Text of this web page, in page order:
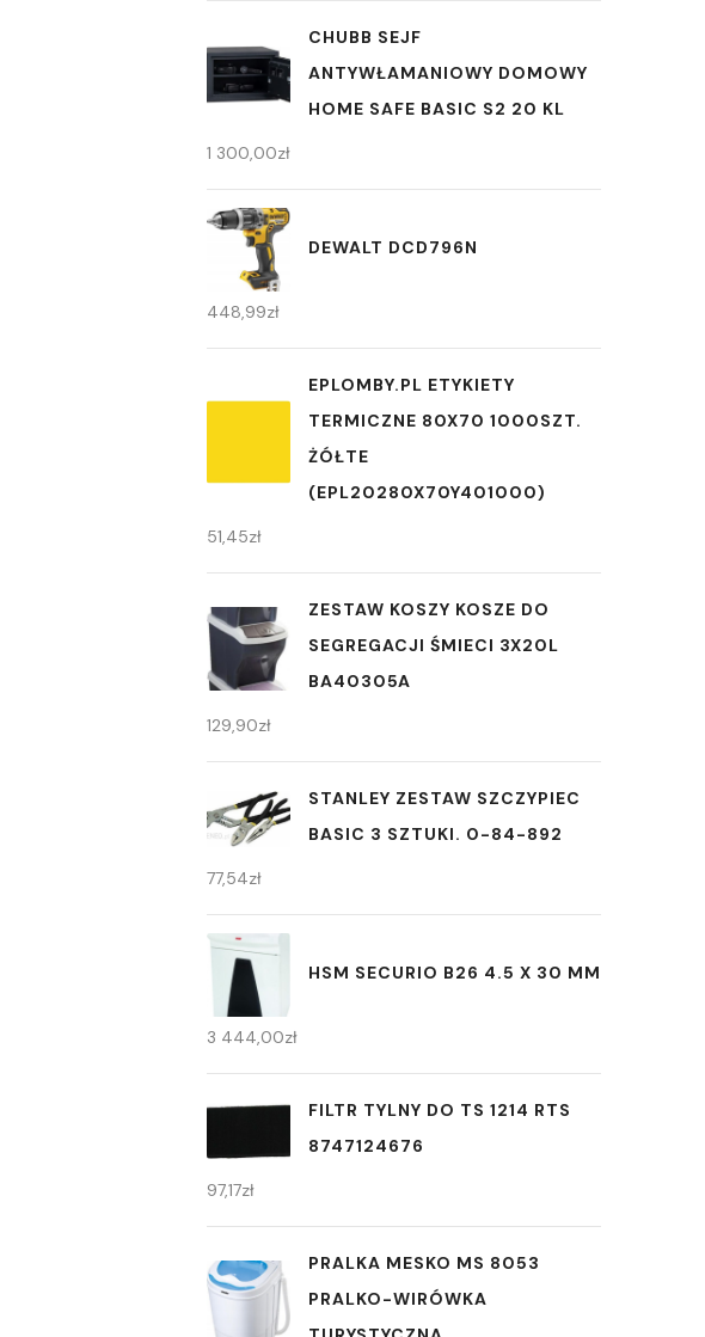
CHUBB SEJF
ANTYWŁAMANIOWY DOMOWY
HOME SAFE BASIC S2 20 KL
1 300,00zł
DEWALT DCD796N
448,99zł
EPLOMBY.PL ETYKIETY
TERMICZNE 80X70 1000SZT.
ŻÓŁTE
(EPL20280X70Y401000)
51,45zł
ZESTAW KOSZY KOSZE DO
SEGREGACJI ŚMIECI 3X20L
BA40305A
129,90zł
STANLEY ZESTAW SZCZYPIEC
BASIC 3 SZTUKI. 0-84-892
77,54zł
HSM SECURIO B26 4.5 X 30 MM
3 444,00zł
FILTR TYLNY DO TS 1214 RTS
8747124676
97,17zł
PRALKA MESKO MS 8053
PRALKO-WIRÓWKA